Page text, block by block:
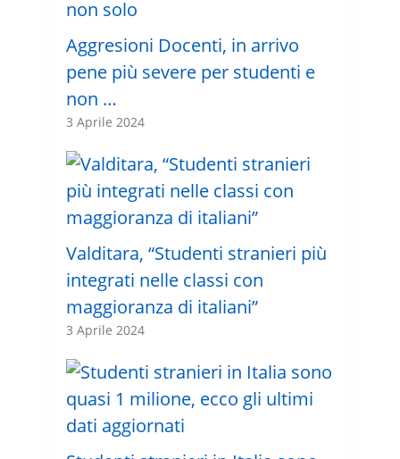
Aggresioni Docenti, in arrivo
pene più severe per studenti e
non …
3 Aprile 2024
Valditara, “Studenti stranieri più
integrati nelle classi con
maggioranza di italiani”
3 Aprile 2024